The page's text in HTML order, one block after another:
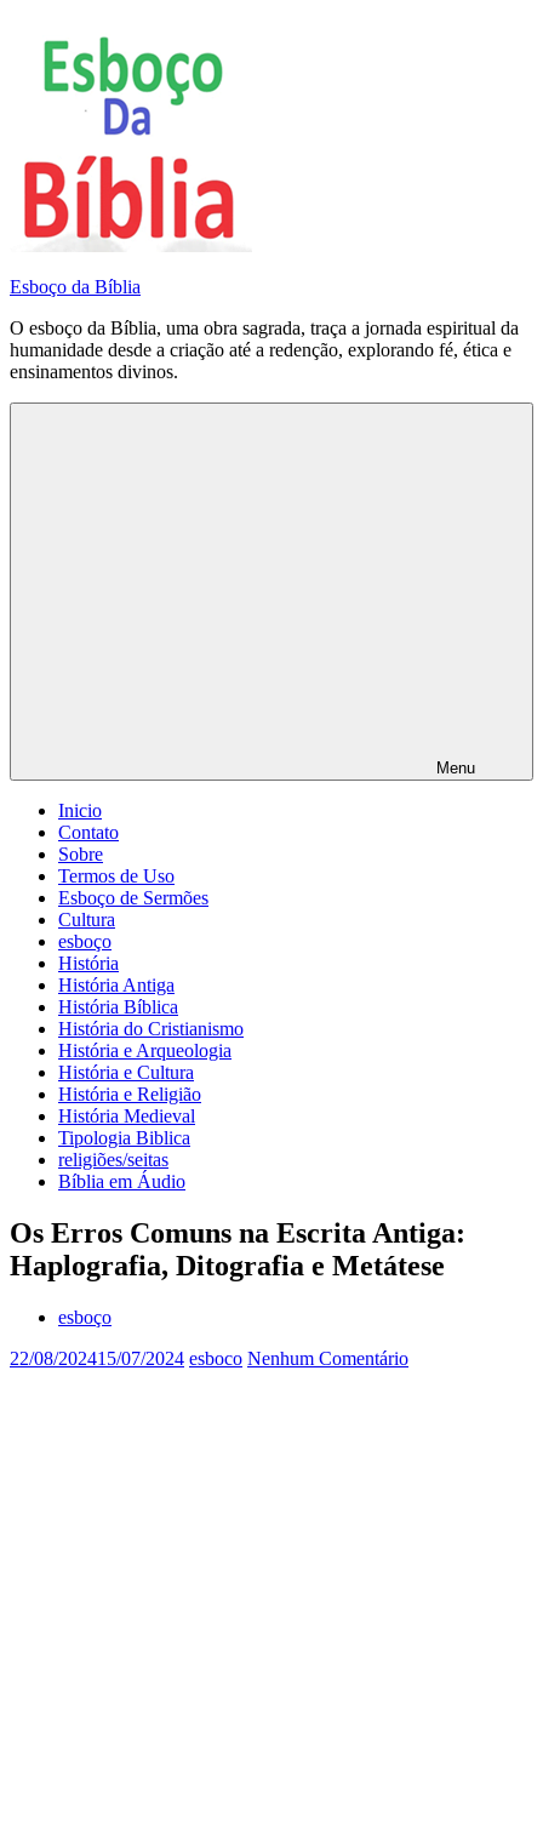
conteúdo
Esboço da Bíblia
O esboço da Bíblia, uma obra sagrada, traça a jornada espiritual da
humanidade desde a criação até a redenção, explorando fé, ética e
ensinamentos divinos.
Menu
Inicio
Contato
Sobre
Termos de Uso
Esboço de Sermões
Cultura
esboço
História
História Antiga
História Bíblica
História do Cristianismo
História e Arqueologia
História e Cultura
História e Religião
História Medieval
Tipologia Biblica
religiões/seitas
Bíblia em Áudio
Os Erros Comuns na Escrita Antiga:
Haplografia, Ditografia e Metátese
esboço
22/08/202415/07/2024 esboco Nenhum Comentário